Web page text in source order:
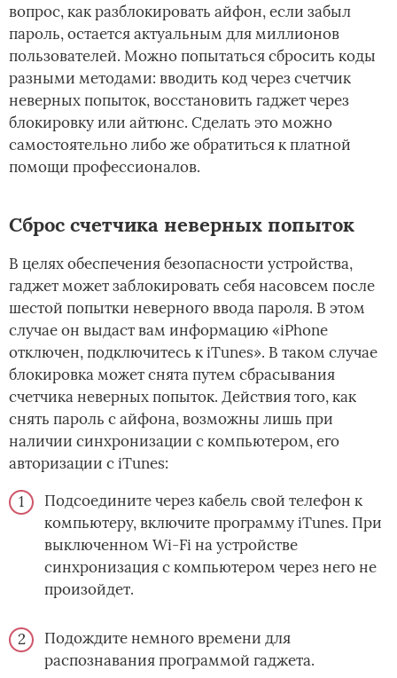
вопрос, как разблокировать айфон, если забыл
пароль, остается актуальным для миллионов
пользователей. Можно попытаться сбросить коды
разными методами: вводить код через счетчик
неверных попыток, восстановить гаджет через
блокировку или айтюнс. Сделать это можно
самостоятельно либо же обратиться к платной
помощи профессионалов.
Сброс счетчика неверных попыток
В целях обеспечения безопасности устройства,
гаджет может заблокировать себя насовсем после
шестой попытки неверного ввода пароля. В этом
случае он выдаст вам информацию «iPhone
отключен, подключитесь к iTunes». В таком случае
блокировка может снята путем сбрасывания
счетчика неверных попыток. Действия того, как
снять пароль с айфона, возможны лишь при
наличии синхронизации с компьютером, его
авторизации с iTunes:
Подсоедините через кабель свой телефон к
компьютеру, включите программу iTunes. При
выключенном Wi-Fi на устройстве
синхронизация с компьютером через него не
произойдет.
Подождите немного времени для
распознавания программой гаджета.